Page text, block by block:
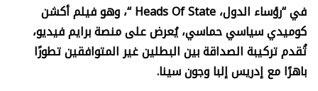
في “رؤساء الدول،Heads Of State “ ، وهو فيلم أكشن
كوميدي سياسي حماسي، يُعرض على منصة برايم فيديو،
تُقدم تركيبة الصداقة بين البطلين غير المتوافقين تطورًا
باهرًا مع إدريس إلبا وجون سينا.